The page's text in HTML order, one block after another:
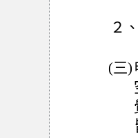
２、
(三)